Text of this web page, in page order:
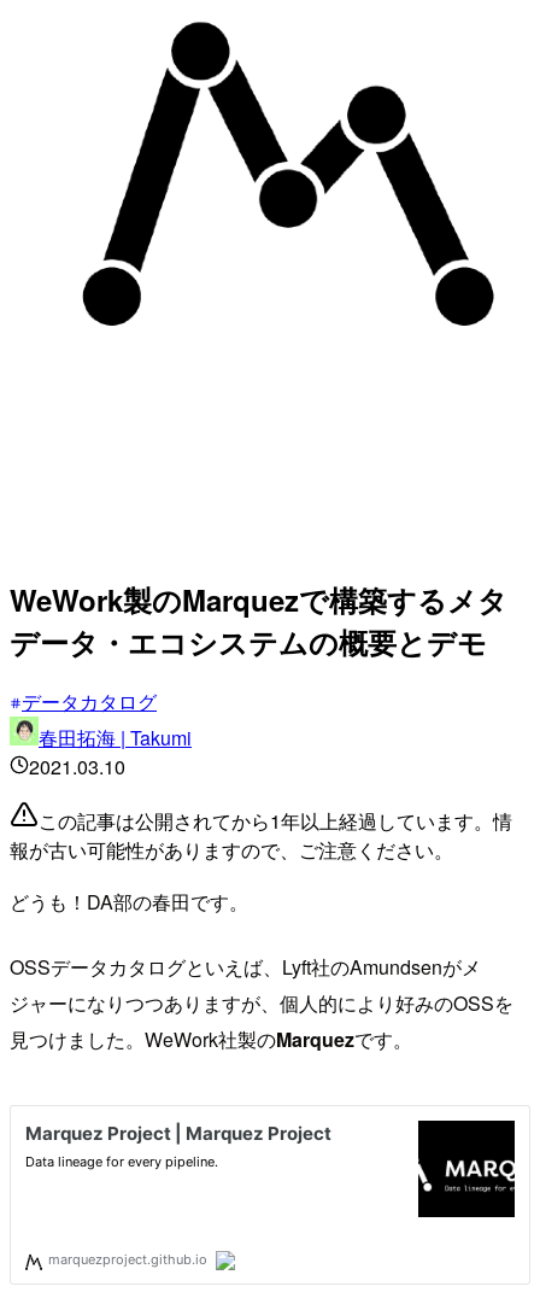
WeWork製のMarquezで構築するメタ
データ・エコシステムの概要とデモ
データカタログ
春田拓海 | Takumi
2021.03.10
この記事は公開されてから1年以上経過しています。情
報が古い可能性がありますので、ご注意ください。
どうも！DA部の春田です。
OSSデータカタログといえば、Lyft社のAmundsenがメ
ジャーになりつつありますが、個人的により好みのOSSを
見つけました。WeWork社製のMarquezです。